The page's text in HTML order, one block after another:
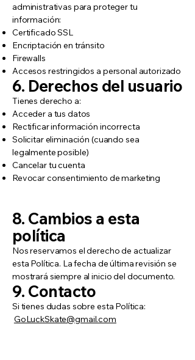
administrativas para proteger tu
información:
Certificado SSL
Encriptación en tránsito
Firewalls
Accesos restringidos a personal autorizado
6. Derechos del usuario
Tienes derecho a:
Acceder a tus datos
Rectificar información incorrecta
Solicitar eliminación (cuando sea
legalmente posible)
Cancelar tu cuenta
Revocar consentimiento de marketing
8. Cambios a esta
política
Nos reservamos el derecho de actualizar
esta Política. La fecha de última revisión se
mostrará siempre al inicio del documento.
9. Contacto
Si tienes dudas sobre esta Política:
GoLuckSkate@gmail.com